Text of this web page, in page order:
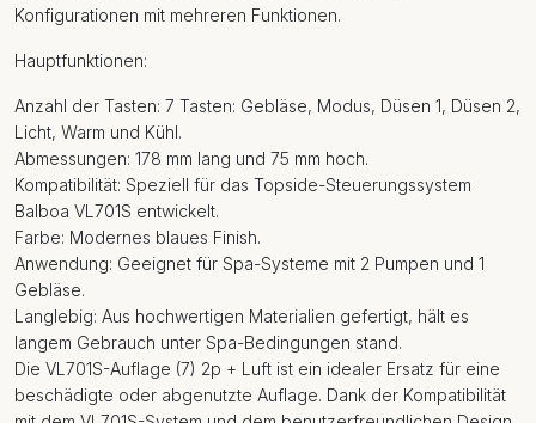
Konfigurationen mit mehreren Funktionen.
Hauptfunktionen:
Anzahl der Tasten: 7 Tasten: Gebläse, Modus, Düsen 1, Düsen 2,
Licht, Warm und Kühl.
Abmessungen: 178 mm lang und 75 mm hoch.
Kompatibilität: Speziell für das Topside-Steuerungssystem
Balboa VL701S entwickelt.
Farbe: Modernes blaues Finish.
Anwendung: Geeignet für Spa-Systeme mit 2 Pumpen und 1
Gebläse.
Langlebig: Aus hochwertigen Materialien gefertigt, hält es
langem Gebrauch unter Spa-Bedingungen stand.
Die VL701S-Auflage (7) 2p + Luft ist ein idealer Ersatz für eine
beschädigte oder abgenutzte Auflage. Dank der Kompatibilität